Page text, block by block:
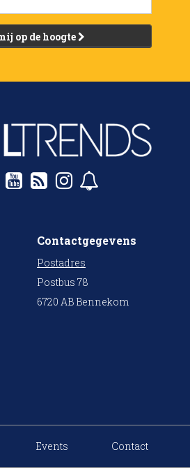
op de hoogte
Contactgegevens
Postadres
Postbus 78
6720 AB Bennekom
Events Contact